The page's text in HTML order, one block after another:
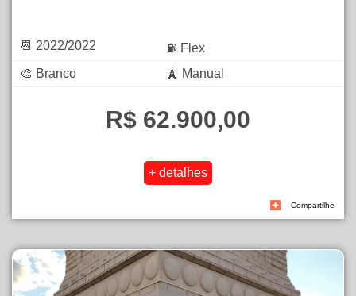
📆 2022/2022
⛽ Flex
🎨 Branco
🗼 Manual
R$ 62.900,00
Compartilhe